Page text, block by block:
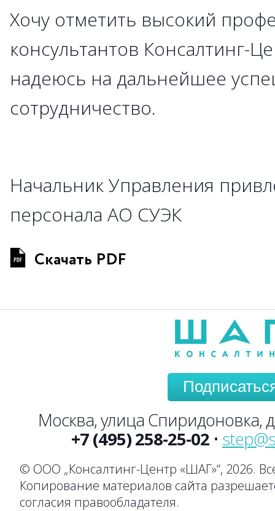
Хочу отметить высокий
консультантов Консалтинг-
надеюсь на дальнейшее
сотрудничество.
Начальник Управления
персонала АО СУЭК
Скачать PDF
Москва, улица Спиридоновка,
+7 (495) 258-25-02 •
© ООО „Консалтинг-Центр «ШАГ»“, 2026.
Копирование материалов сайта
согласия правообладателя.